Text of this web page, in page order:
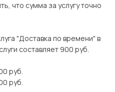
что сумма за услугу точно
"Доставка по времени" в
составляет 900 руб.
руб.
руб.